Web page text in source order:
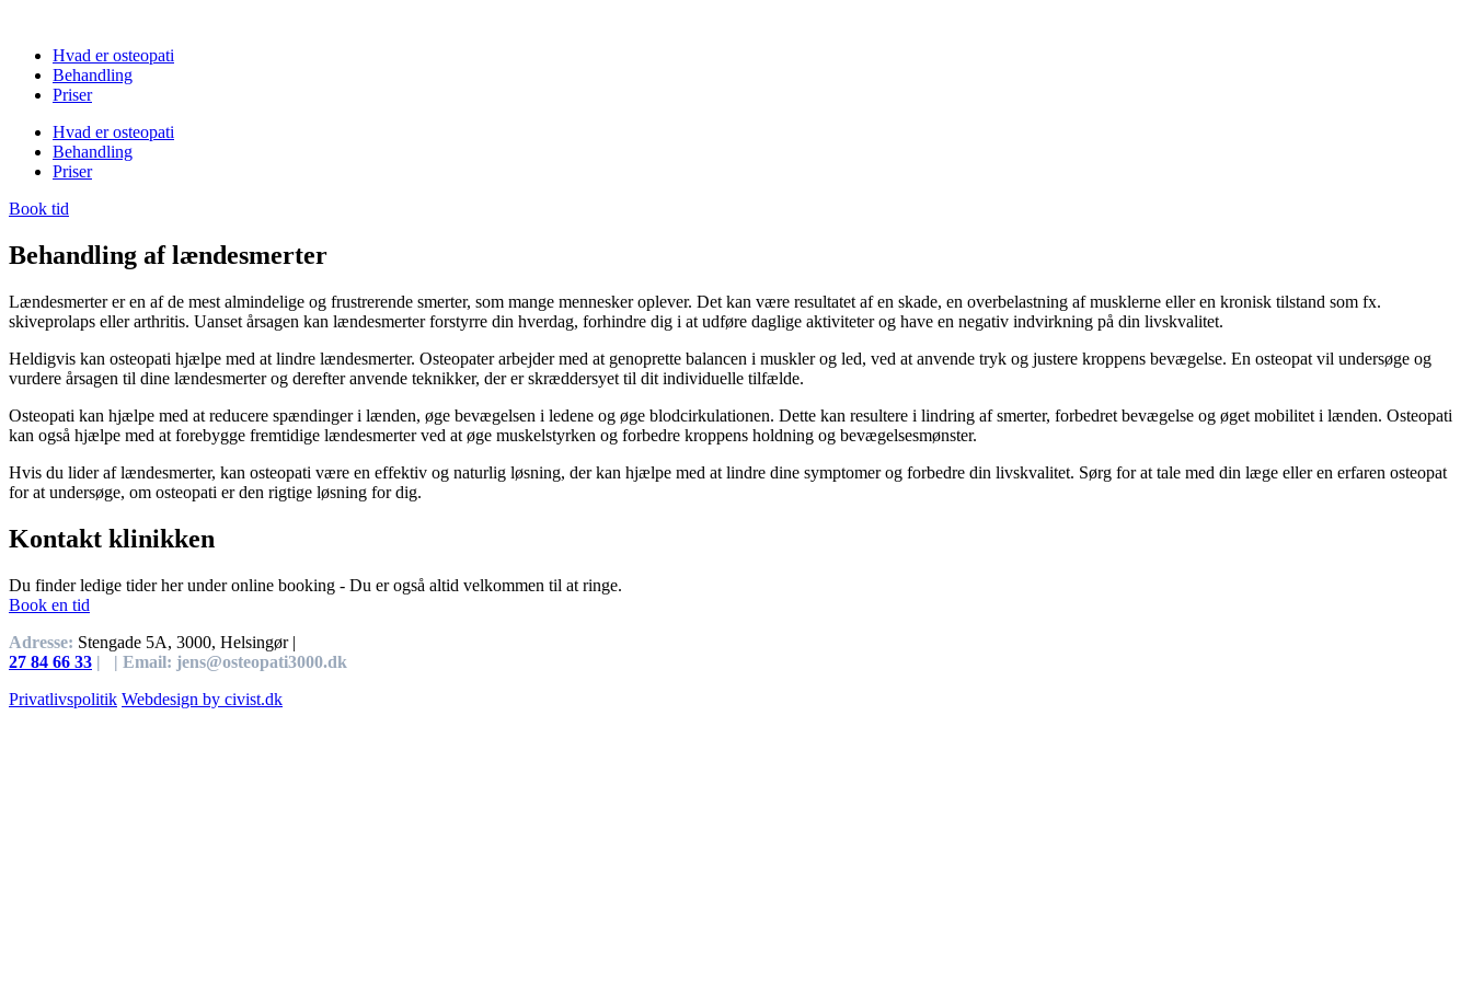
Hvad er osteopati
Behandling
Priser
Hvad er osteopati
Behandling
Priser
Book tid
Behandling af lændesmerter
Lændesmerter er en af ​​de mest almindelige og frustrerende smerter, som mange mennesker oplever. Det kan være resultatet af en skade, en overbelastning af musklerne eller en kronisk tilstand som fx.
skiveprolaps eller arthritis. Uanset årsagen kan lændesmerter forstyrre din hverdag, forhindre dig i at udføre daglige aktiviteter og have en negativ indvirkning på din livskvalitet.
Heldigvis kan osteopati hjælpe med at lindre lændesmerter. Osteopater arbejder med at genoprette balancen i muskler og led, ved at anvende tryk og justere kroppens bevægelse. En osteopat vil undersøge og
vurdere årsagen til dine lændesmerter og derefter anvende teknikker, der er skræddersyet til dit individuelle tilfælde.
Osteopati kan hjælpe med at reducere spændinger i lænden, øge bevægelsen i ledene og øge blodcirkulationen. Dette kan resultere i lindring af smerter, forbedret bevægelse og øget mobilitet i lænden. Osteopati
kan også hjælpe med at forebygge fremtidige lændesmerter ved at øge muskelstyrken og forbedre kroppens holdning og bevægelsesmønster.
Hvis du lider af lændesmerter, kan osteopati være en effektiv og naturlig løsning, der kan hjælpe med at lindre dine symptomer og forbedre din livskvalitet. Sørg for at tale med din læge eller en erfaren osteopat
for at undersøge, om osteopati er den rigtige løsning for dig.
Kontakt klinikken
Du finder ledige tider her under online booking - Du er også altid velkommen til at ringe.
Book en tid
Adresse: Stengade 5A, 3000, Helsingør |
27 84 66 33 | | Email: jens@osteopati3000.dk
Privatlivspolitik Webdesign by civist.dk